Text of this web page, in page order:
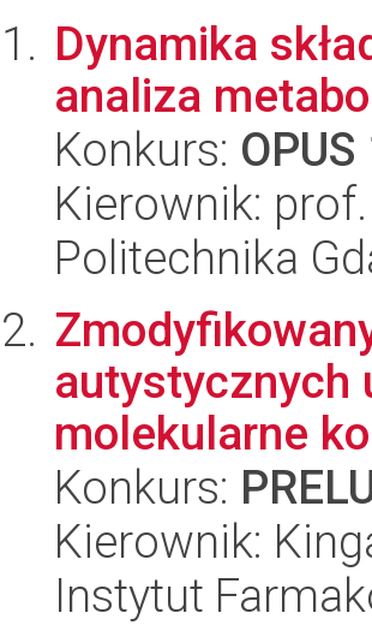
Dynamika
analiza
Konkurs: OPUS
Kierownik:
Politechnika
autystycznych
molekularne
Konkurs:
Kierownik:
Instytut